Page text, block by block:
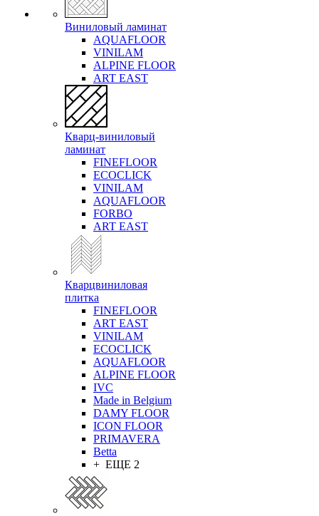
Виниловый ламинат
AQUAFLOOR
VINILAM
ALPINE FLOOR
ART EAST
Кварц-виниловый
ламинат
FINEFLOOR
ECOCLICK
VINILAM
AQUAFLOOR
FORBO
ART EAST
Кварцвиниловая
плитка
FINEFLOOR
ART EAST
VINILAM
ECOCLICK
AQUAFLOOR
ALPINE FLOOR
IVC
Made in Belgium
DAMY FLOOR
ICON FLOOR
PRIMAVERA
Betta
+ ЕЩЕ 2